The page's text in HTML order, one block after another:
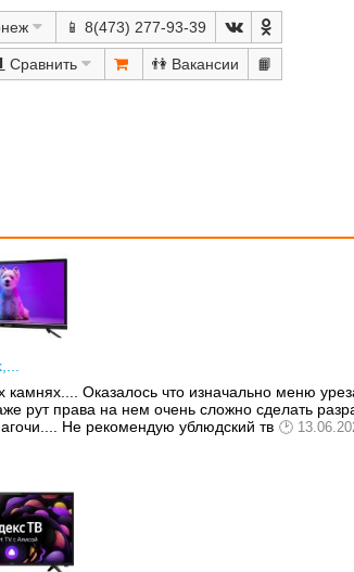
📱 8(473) 277-93-39
Сравнить 👫 📙
Оказалось что изначально меню
рут права на нем очень сложно сделать
Не рекомендую ублюдский тв